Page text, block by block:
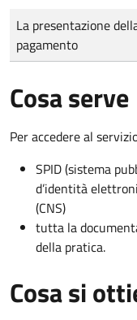
Tipo di pagamento
Importo
La presentazione
pagamento
Cosa serve
Per accedere al
SPID (sistema
d’identità
(CNS)
tutta la
della pratica.
Cosa si